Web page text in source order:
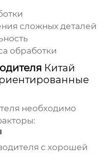
сложных деталей
обработки
Китай
необходимо
с хорошей